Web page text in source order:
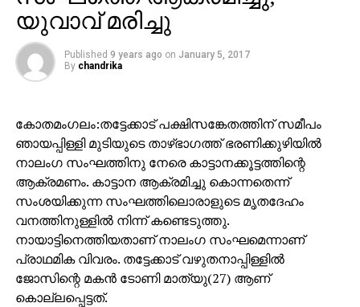
യുവാവ് മരിച്ചു
Published 9 years ago on January 5, 2017
By chandrika
കോതമംഗലം:തട്ടേക്കാട് പക്ഷിസങ്കേതത്തിന് സമീപം
ഞായപ്പിള്ളി മുടിയുടെ താഴ്ഭാഗത്ത് ഭരണിക്കുഴിയില്‍
നാലംഗ സംഘത്തിനു നേരെ കാട്ടാനക്കൂട്ടത്തിന്റെ
ആക്രമണം. കാട്ടാന ആക്രമിച്ചു കൊന്നതെന്ന്
സംശയിക്കുന്ന സംഘത്തിലൊരാളുടെ മൃതദേഹം
വനത്തിനുള്ളില്‍ നിന്ന് കണ്ടെടുത്തു.
നായാട്ടിനെത്തിയതാണ് നാലംഗ സംഘമെന്നാണ്
പ്രാഥമിക വിവരം. തട്ടേക്കാട് വഴുതനാപ്പിള്ളില്‍
ജോസിന്റെ മകന്‍ ടോണി മാത്യു(27) ആണ്
കൊല്ലപ്പെട്ടത്.